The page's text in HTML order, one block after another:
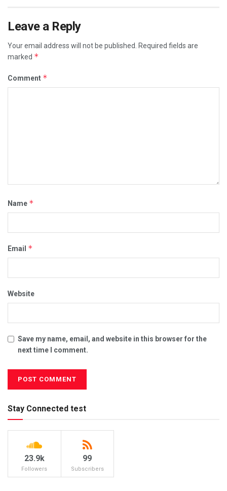
Leave a Reply
Your email address will not be published. Required fields are
marked *
Comment *
Name *
Email *
Website
Save my name, email, and website in this browser for the
next time I comment.
Stay Connected test
23.9k
Followers
99
Subscribers